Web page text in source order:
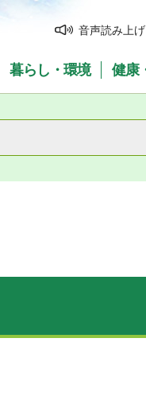
音声読み上げ
暮らし・環境 健康